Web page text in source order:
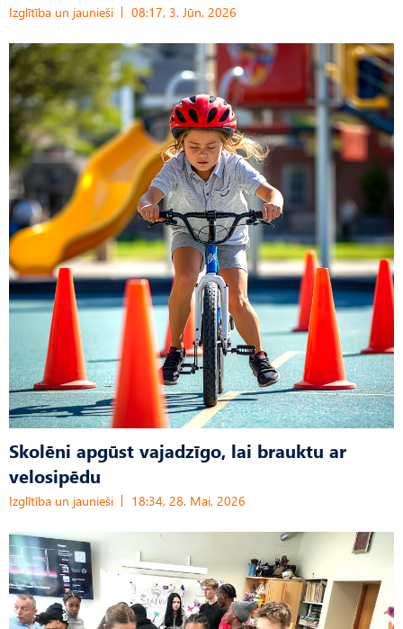
Izglītība un jaunieši 08:17, 3. Jūn, 2026
Skolēni apgūst vajadzīgo, lai brauktu ar
velosipēdu
Izglītība un jaunieši 18:34, 28. Mai, 2026